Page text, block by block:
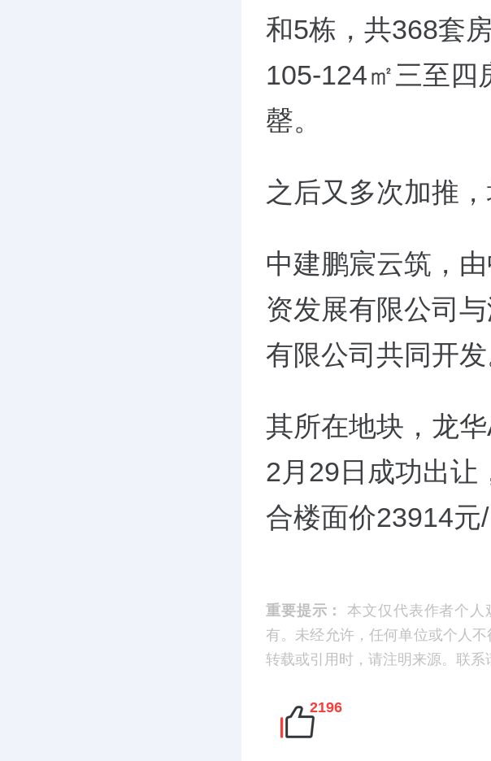
和5栋，共368套
105-124㎡三至四
罄。
之后又多次加推
中建鹏宸云筑，
资发展有限公司
有限公司共同开发
其所在地块，龙
2月29日成功出让
合楼面价23914元/
重要提示：
本文仅代表作者个
有。未经允许，任何单位或个人
转载或引用时，请注明来源。联
2196